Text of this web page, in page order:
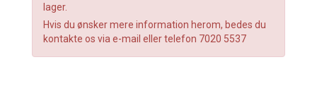
lager.
Hvis du ønsker mere information herom, bedes du
kontakte os via e-mail eller telefon 7020 5537